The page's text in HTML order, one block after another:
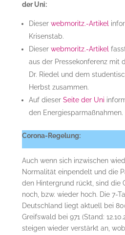
der Uni:
Dieser webmoritz.-Artikel
Krisenstab.
Dieser webmoritz.-Artikel
aus der Pressekonferenz mit
Dr. Riedel und dem
Herbst zusammen.
Auf dieser Seite der Uni
den Energiesparmaßnahmen.
Corona-Regelung:
Auch wenn sich inzwischen
Normalität einpendelt und die
den Hintergrund rückt, sind die
noch, bzw. wieder hoch. Die 7-
Deutschland liegt aktuell bei
Greifswald bei 971 (Stand:
steigen wieder verstärkt an,